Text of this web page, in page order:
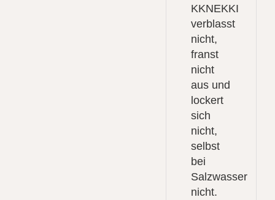
KKNEKKI
verblasst
nicht,
franst
nicht
aus und
lockert
sich
nicht,
selbst
bei
Salzwasser
nicht.